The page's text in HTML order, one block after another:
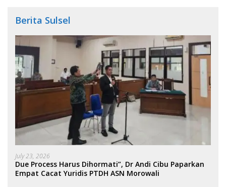
Berita Sulsel
July 23, 2026
Due Process Harus Dihormati”, Dr Andi Cibu Paparkan
Empat Cacat Yuridis PTDH ASN Morowali